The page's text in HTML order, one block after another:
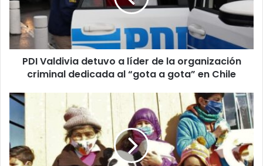
de
organización
criminal
dedicada
a
gota”
en
PDI Valdivia detuvo a líder de la organización
criminal dedicada al “gota a gota” en Chile
Embajada
Indonesia
donaciones
a